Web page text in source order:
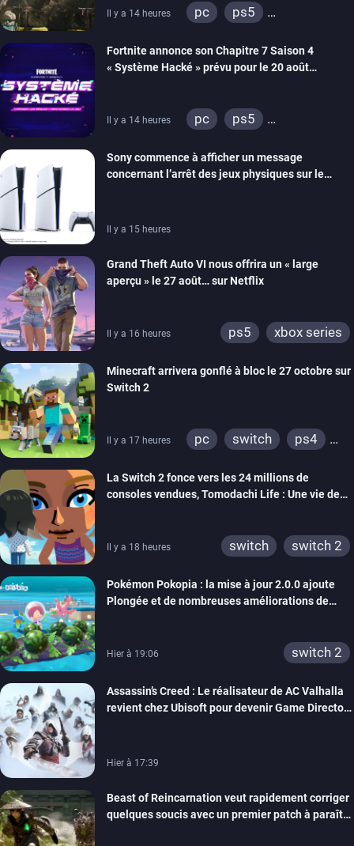
Il y a 14 heures pc
ps5
Fortnite annonce son Chapitre 7 Saison 4
« Système Hacké » prévu pour le 20 août
Il y a 14 heures pc
ps5
ios
android
xbox one
switch 2
Sony commence à afficher un message
concernant l’arrêt des jeux physiques sur le
Il y a 15 heures
Grand Theft Auto VI nous offrira un « large
aperçu » le 27 août… sur Netflix
Il y a 16 heures ps5 xbox series
Minecraft arrivera gonflé à bloc le 27 octobre sur
Switch 2
Il y a 17 heures pc switch
ps4
wiiu
3ds
ps3
xbox 360
switch 2
La Switch 2 fonce vers les 24 millions de
consoles vendues, Tomodachi Life : Une vie de
Il y a 18 heures switch switch 2
Pokémon Pokopia : la mise à jour 2.0.0 ajoute
Plongée et de nombreuses améliorations de
Hier à 19:06 switch 2
Assassin’s Creed : Le réalisateur de AC Valhalla
revient chez Ubisoft pour devenir Game Director
Hier à 17:39
Beast of Reincarnation veut rapidement corriger
quelques soucis avec un premier patch à paraître